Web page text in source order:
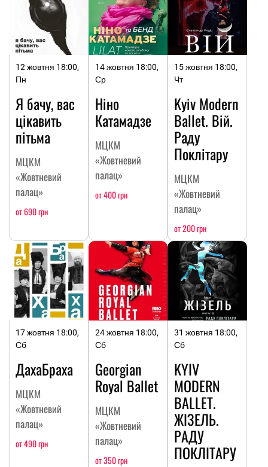
12 жовтня 18:00,
Пн
Я бачу, вас
цікавить
пітьма
МЦКМ
«Жовтневий
палац»
от 690 грн
14 жовтня 18:00,
Ср
Ніно
Катамадзе
МЦКМ
«Жовтневий
палац»
от 400 грн
15 жовтня 18:00,
Чт
Kyiv Modern
Ballet. Вій.
Раду
Поклітару
МЦКМ
«Жовтневий
палац»
от 200 грн
17 жовтня 18:00,
Сб
ДахаБраха
МЦКМ
«Жовтневий
палац»
от 490 грн
24 жовтня 18:00,
Сб
Georgian
Royal Ballet
МЦКМ
«Жовтневий
палац»
от 350 грн
31 жовтня 18:00,
Сб
KYIV
MODERN
BALLET.
ЖІЗЕЛЬ.
РАДУ
ПОКЛІТАРУ